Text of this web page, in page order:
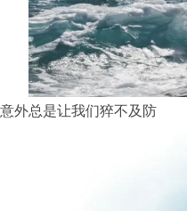
意外总是让我们猝不及防